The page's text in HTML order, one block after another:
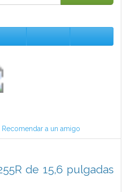
Recomendar a un amigo
de 15,6 pulgadas